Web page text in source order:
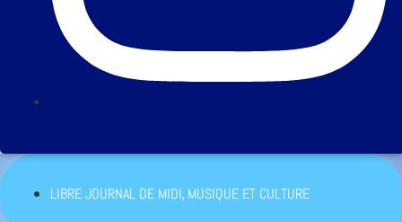
LIBRE JOURNAL DE MIDI,MUSIQUE ET CULTURE